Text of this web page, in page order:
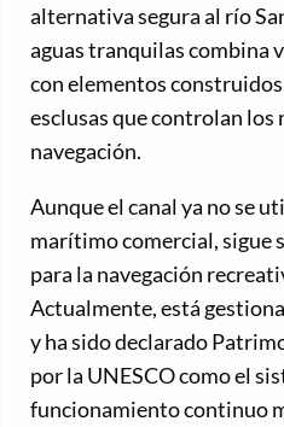
alternativa segura al río
aguas tranquilas combina
con elementos
esclusas que controlan los
navegación.
Aunque el canal ya no se
marítimo comercial, sigue
para la navegación
Actualmente, está
y ha sido declarado
por la UNESCO como el
funcionamiento continuo